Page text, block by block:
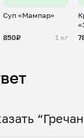
Суп «Мампар»
850₽ 1 кг